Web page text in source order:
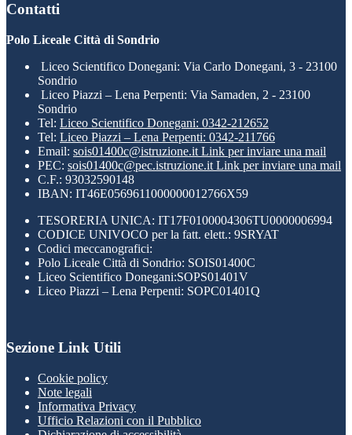
Contatti
Polo Liceale Città di Sondrio
Liceo Scientifico Donegani: Via Carlo Donegani, 3 - 23100
Sondrio
Liceo Piazzi – Lena Perpenti: Via Samaden, 2 - 23100
Sondrio
Tel: Liceo Scientifico Donegani: 0342-212652
Tel: Liceo Piazzi – Lena Perpenti: 0342-211766
Email: sois01400c@istruzione.it Link per inviare una mail
PEC: sois01400c@pec.istruzione.it Link per inviare una mail
C.F.: 93032590148
IBAN: IT46E0569611000000012766X59
TESORERIA UNICA: IT17F0100004306TU0000006994
CODICE UNIVOCO per la fatt. elett.: 9SRYAT
Codici meccanografici:
Polo Liceale Città di Sondrio: SOIS01400C
Liceo Scientifico Donegani:SOPS01401V
Liceo Piazzi – Lena Perpenti: SOPC01401Q
Sezione Link Utili
Cookie policy
Note legali
Informativa Privacy
Ufficio Relazioni con il Pubblico